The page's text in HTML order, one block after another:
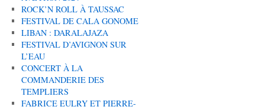
ROCK’N ROLL À TAUSSAC
FESTIVAL DE CALA GONOME
LIBAN : DARALAJAZA
FESTIVAL D’AVIGNON SUR
L’EAU
CONCERT À LA
COMMANDERIE DES
TEMPLIERS
FABRICE EULRY ET PIERRE-